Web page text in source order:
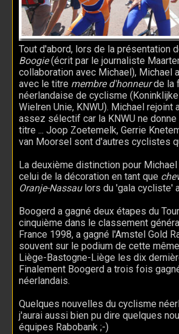
Tout d'abord, lors de la présentation
Boogie(écrit par le journaliste
collaboration avec Michael), Michael
avec le titre membre d'honneurde la
néerlandaise de cyclisme
Wielren Unie, KNWU). Michael rejoint
assez sélectif car la KNWU ne
titre ... Joop Zoetemelk, Gerrie
van Moorsel sont d'autres cyclistes
La deuxième distinction pour
celui de la décoration en tant que
Oranje-Nassaulors du 'gala cycliste'
Boogerd a gagné deux étapes du
cinquième dans le classement
France 1998, a gagné l'Amstel Gold
souvent sur le podium de cette
Liège-Bastogne-Liège les dix
Finalement Boogerd a trois fois
néerlandais.
Quelques nouvelles du cyclisme
j'aurai aussi bien pu dire quelques
équipes Rabobank ;-)